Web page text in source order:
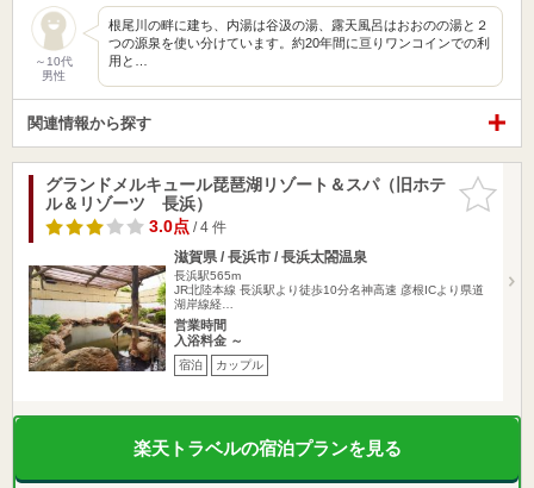
～10代
男性
根尾川の畔に建ち、内湯は谷汲の湯、露天風呂はおおのの湯と２
つの源泉を使い分けています。約20年間に亘りワンコインでの利
用と…
関連情報から探す
お気に入
りに追加
グランドメルキュール琵琶湖リゾート＆スパ（旧ホテ
ル＆リゾーツ 長浜）
3.0点/ 4 件
滋賀県 / 長浜市 / 長浜太閤温泉
長浜駅565m
JR北陸本線 長浜駅より徒歩10分名神高速 彦根ICより県道
湖岸線経…
営業時間
入浴料金 ～
宿泊 カップル
楽天トラベルの宿泊プランを見る